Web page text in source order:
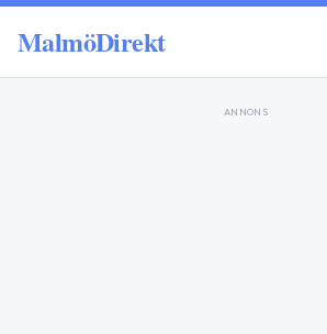
MalmöDirekt
ANNONS